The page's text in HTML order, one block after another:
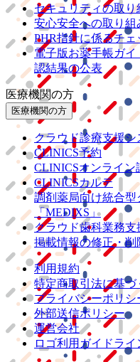
セキュリティの取り
安心安全への取り組
PHR指針に係るチ
電子版お薬手帳ガ
認結果の公表
医療機関の方
医療機関の方
クラウド診療支援シ
CLINICS予約
CLINICSオンライン
CLINICSカルテ
調剤薬局向け統合
「MEDIXS」
クラウド歯科業務支
掲載情報の修正・削
利用規約
特定商取引法に基づ
プライバシーポリシ
外部送信ポリシー
運営会社
ロゴ利用ガイドライ